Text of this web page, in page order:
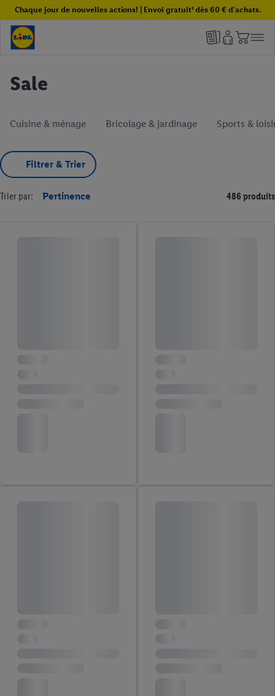
Chaque jour de nouvelles actions! | Envoi gratuit¹ dès 60 € d'achats.
Sale
Cuisine & ménage Bricolage & jardinage Sports &
Filtrer & Trier
Trier par: Pertinence 486 produits